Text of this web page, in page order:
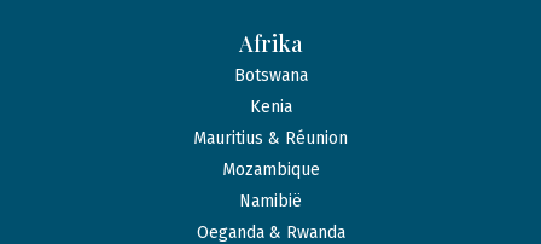
Afrika
Botswana
Kenia
Mauritius & Réunion
Mozambique
Namibië
Oeganda & Rwanda